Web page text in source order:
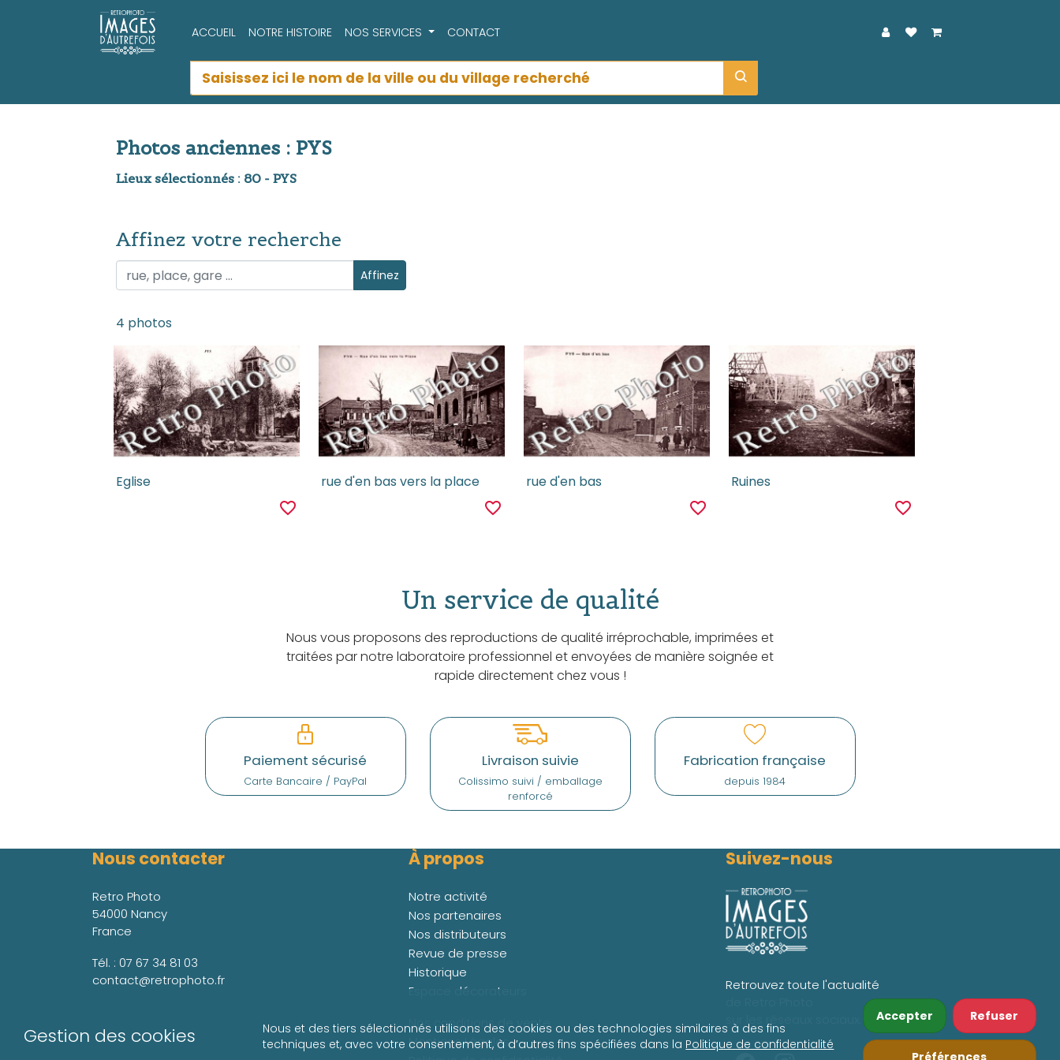
ACCUEIL NOTRE HISTOIRE NOS SERVICES CONTACT
Gestion des cookies
Nous et des tiers sélectionnés utilisons des cookies ou des technologies similaires à des fins
techniques et, avec votre consentement, à d’autres fins spécifiées dans la Politique de confidentialité
Accepter Refuser
Préférences
Photos anciennes : PYS
Lieux sélectionnés : 80 - PYS
Affinez votre recherche
Affinez votre recherche Affinez
4 photos
Eglise
favorite_border
rue d'en bas vers la place
favorite_border
rue d'en bas
favorite_border
Ruines
favorite_border
Un service de qualité
Nous vous proposons des reproductions de qualité irréprochable, imprimées et
traitées par notre laboratoire professionnel et envoyées de manière soignée et
rapide directement chez vous !
Paiement sécurisé
Carte Bancaire / PayPal
Livraison suivie
Colissimo suivi / emballage
renforcé
Fabrication française
depuis 1984
Nous contacter
Retro Photo
54000 Nancy
France
Tél. : 07 67 34 81 03
contact@retrophoto.fr
À propos
Notre activité
Nos partenaires
Nos distributeurs
Revue de presse
Historique
Espace décorateurs
Nos conditions de vente
Mentions Légales
Suivez-nous
Retrouvez toute l'actualité